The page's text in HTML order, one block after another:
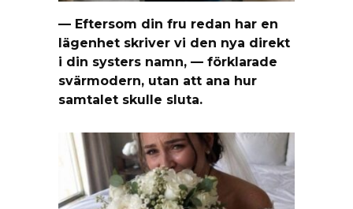
— Eftersom din fru redan har en
lägenhet skriver vi den nya direkt
i din systers namn, — förklarade
svärmodern, utan att ana hur
samtalet skulle sluta.